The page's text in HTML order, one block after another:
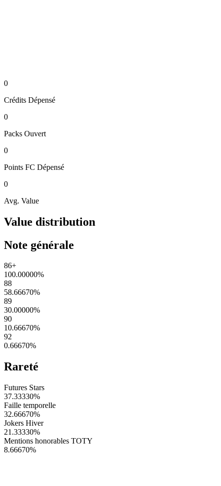
0
Crédits Dépensé
0
Packs Ouvert
0
Points FC Dépensé
0
Avg. Value
Value distribution
Note générale
86+
100.00000%
88
58.66670%
89
30.00000%
90
10.66670%
92
0.66670%
Rareté
Futures Stars
37.33330%
Faille temporelle
32.66670%
Jokers Hiver
21.33330%
Mentions honorables TOTY
8.66670%